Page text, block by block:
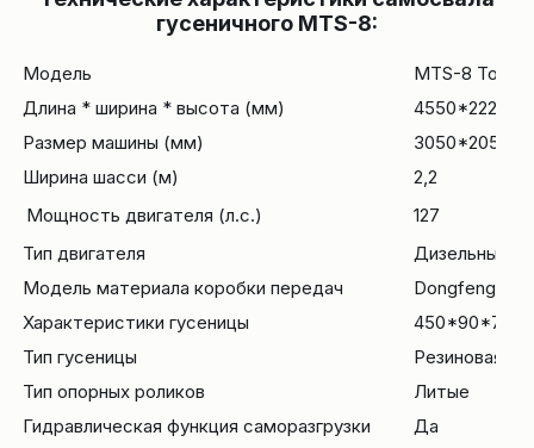
гусеничного MTS-8:
Модель
MTS-8 Тонн
Длина * ширина * высота (мм)
Размер машины (мм)
Ширина шасси (м)
2,2
Мощность двигателя (л.с.)
127
Тип двигателя
Дизельный,
Модель материала коробки передач
Dongfeng545
Характеристики гусеницы
450*90*70
Тип гусеницы
Резиновая
Тип опорных роликов
Литые
Гидравлическая функция саморазгрузки
Да